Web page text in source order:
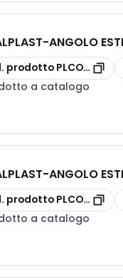
-ANGOLO
prodotto PLCONAE90M
a catalogo
-ANGOLO
prodotto PLCONAE30
a catalogo